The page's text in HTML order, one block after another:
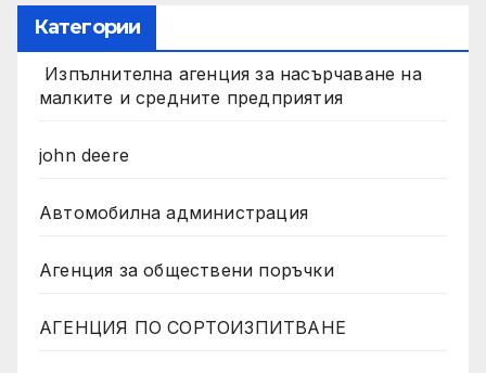
Категории
Изпълнителна агенция за насърчаване на
малките и средните предприятия
john deere
Автомобилна администрация
Агенция за обществени поръчки
АГЕНЦИЯ ПО СОРТОИЗПИТВАНЕ